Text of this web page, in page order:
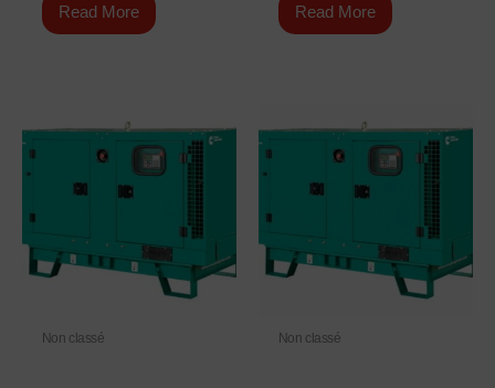
Read More Read More
Non classé Non classé